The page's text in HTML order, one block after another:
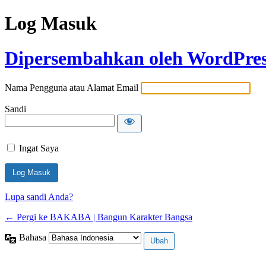
Log Masuk
Dipersembahkan oleh
Nama Pengguna atau Alamat Email
Sandi
Ingat Saya
Lupa sandi Anda?
← Pergi ke BAKABA | Bangun Karakter Bangsa
Bahasa